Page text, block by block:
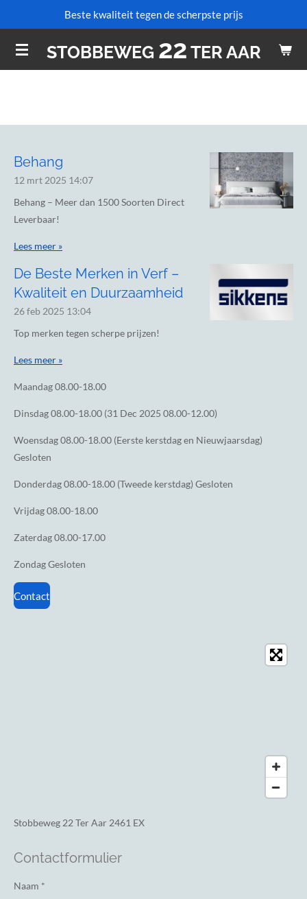
naar
de
STOBBEWEG 22 TER AAR
Beste kwaliteit tegen de scherpste prijs
Behang
12 mrt 2025 14:07
Behang – Meer dan 1500 Soorten Direct
Leverbaar!
Lees meer »
De Beste Merken in Verf –
Kwaliteit en Duurzaamheid
26 feb 2025 13:04
Top merken tegen scherpe prijzen!
Lees meer »
Maandag08.00-18.00
Dinsdag08.00-18.00 (31 Dec 2025 08.00-12.00)
Woensdag08.00-18.00 (Eerste kerstdag en Nieuwjaarsdag)
Gesloten
Donderdag08.00-18.00 (Tweede kerstdag) Gesloten
Vrijdag08.00-18.00
Zaterdag08.00-17.00
ZondagGesloten
Contact
Stobbeweg 22 Ter Aar 2461 EX
Contactformulier
Naam *